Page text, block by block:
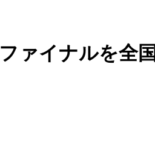
ァイナルを全国